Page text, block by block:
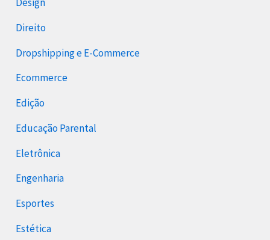
Direito
Dropshipping e E-Commerce
Ecommerce
Edição
Educação Parental
Eletrônica
Engenharia
Esportes
Estética